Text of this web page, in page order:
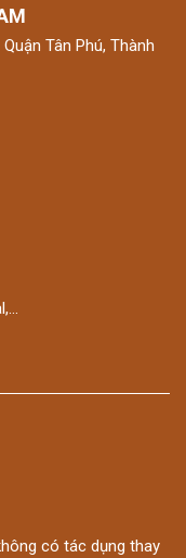
Tân Phú, Thành
có tác dụng thay